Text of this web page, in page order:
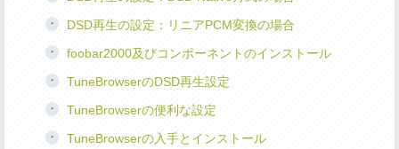
DSD再生の設定：リニアPCM変換の場合
foobar2000及びコンポーネントのインストール
TuneBrowserのDSD再生設定
TuneBrowserの便利な設定
TuneBrowserの入手とインストール